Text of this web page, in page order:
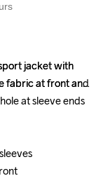
jacket with
fabric at front and
at sleeve ends
jacket with
fabric at front and
at sleeve ends